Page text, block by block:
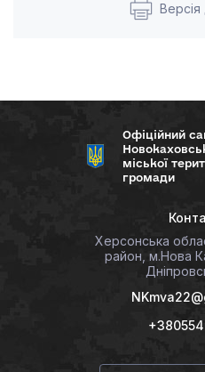
Офіційний
міської
громади
Херсонська
район, м.Нова